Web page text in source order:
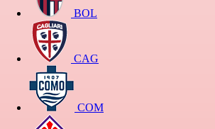
BOL
CAG
COM